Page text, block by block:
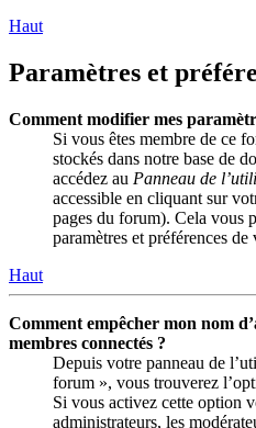
Haut
Paramètres et
Comment modifier mes
Si vous êtes membre de ce
stockés dans notre base de
accédez au Panneau de
accessible en cliquant sur
pages du forum). Cela vous
paramètres et préférences de
Haut
Comment empêcher mon nom
membres connectés ?
Depuis votre panneau de
forum », vous trouverez
Si vous activez cette option
administrateurs, les